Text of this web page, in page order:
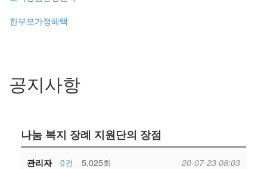
한부모가정혜택
공지사항
나눔 복지 장례 지원단의 장점
관리자 0건 5,025회 20-07-23 08:03